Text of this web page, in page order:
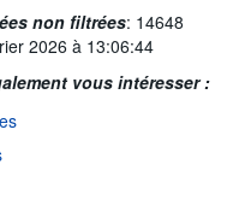
non filtrées: 14648
2026 à 13:06:44
vous intéresser :